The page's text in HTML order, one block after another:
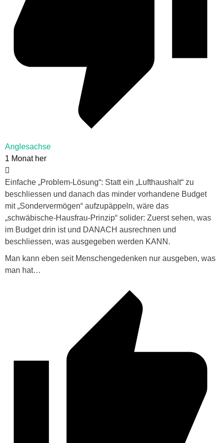
Anglesachse
1 Monat her
Einfache „Problem-Lösung“: Statt ein „Lufthaushalt“ zu
beschliessen und danach das minder vorhandene Budget
mit „Sondervermögen“ aufzupäppeln, wäre das
„schwäbische-Hausfrau-Prinzip“ solider: Zuerst sehen, was
im Budget drin ist und DANACH ausrechnen und
beschliessen, was ausgegeben werden KANN.
Man kann eben seit Menschengedenken nur ausgeben, was
man hat…